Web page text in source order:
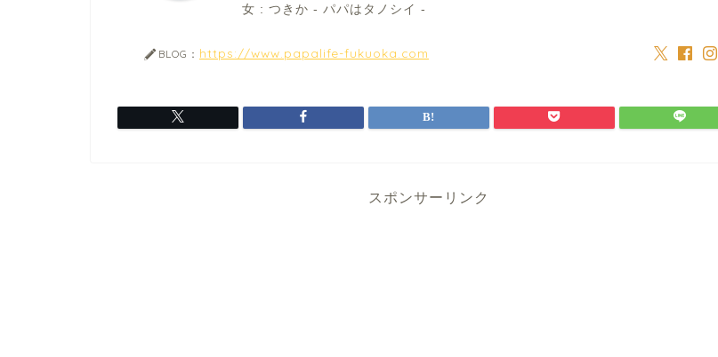
女 : つきか - パパはタノシイ -
BLOG： https://www.papalife-fukuoka.com
スポンサーリンク